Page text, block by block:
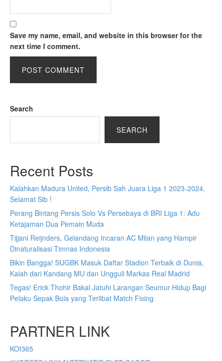
Save my name, email, and website in this browser for the
next time I comment.
Search
SEARCH
Recent Posts
Kalahkan Madura United, Persib Sah Juara Liga 1 2023-2024,
Selamat Sib !
Perang Bintang Persis Solo Vs Persebaya di BRI Liga 1: Adu
Ketajaman Dua Pemain Muda
Tijjani Reijnders, Gelandang Incaran AC Milan yang Hampir
Dinaturalisasi Timnas Indonesia
Bikin Bangga! SUGBK Masuk Daftar Stadion Terbaik di Dunia,
Kalah dari Kandang MU dan Ungguli Markas Real Madrid
Tegas! Erick Thohir Bakal Jatuhi Larangan Seumur Hidup Bagi
Pelaku Sepak Bola yang Terlibat Match Fixing
PARTNER LINK
KOI365